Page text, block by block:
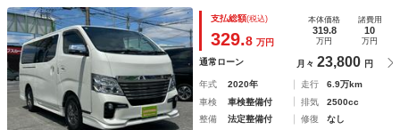
車 純正フルエアロ オーテックアルミホイール 両側スライ
ドドア アラウンドビューモニター ナビ ＴＶ ＥＴＣ ヒ
ートアップスイッチ スノースイッチ リアヒーター・クーラ
ー
支払総額(税込)
329.8 万円
本体価格
319.8
万円
諸費用
10
万円
通常ローン 月々 23,800 円
年式 2020年 走行
6.9万km
車検
車検整備付 排気
2500cc
整備
法定整備付 修復
なし